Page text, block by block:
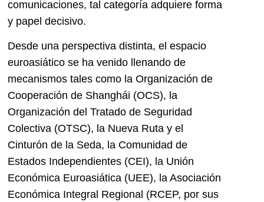
comunicaciones, tal categoría adquiere forma
y papel decisivo.
Desde una perspectiva distinta, el espacio
euroasiático se ha venido llenando de
mecanismos tales como la Organización de
Cooperación de Shanghái (OCS), la
Organización del Tratado de Seguridad
Colectiva (OTSC), la Nueva Ruta y el
Cinturón de la Seda, la Comunidad de
Estados Independientes (CEI), la Unión
Económica Euroasiática (UEE), la Asociación
Económica Integral Regional (RCEP, por sus